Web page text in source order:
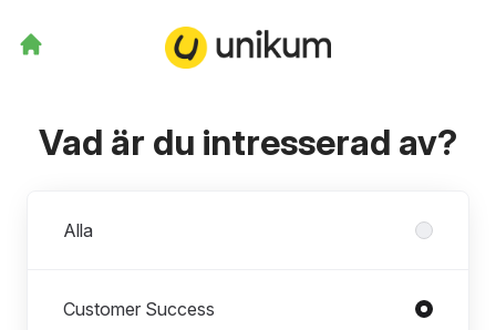
Vad är du intresserad av?
Alla
Customer Success